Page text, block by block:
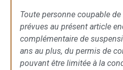
Toute personne coupable
prévues au présent article
complémentaire de
ans au plus, du permis de
pouvant être limitée à la